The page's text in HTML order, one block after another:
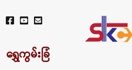
ရွှေကွမ်းခြံ